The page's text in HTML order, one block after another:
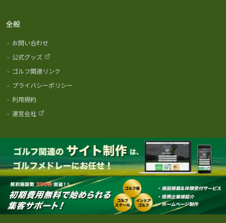
全般
- お問い合わせ
- 公式グッズ
- ゴルフ関連リンク
- プライバシーポリシー
- 利用規約
- 運営会社